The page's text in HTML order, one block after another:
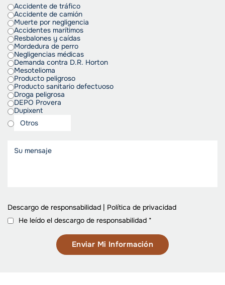
Accidente de tráfico
Accidente de camión
Muerte por negligencia
Accidentes marítimos
Resbalones y caídas
Mordedura de perro
Negligencias médicas
Demanda contra D.R. Horton
Mesotelioma
Producto peligroso
Producto sanitario defectuoso
Droga peligrosa
DEPO Provera
Dupixent
Descargo de responsabilidad
Política de privacidad
He leído el descargo de responsabilidad *